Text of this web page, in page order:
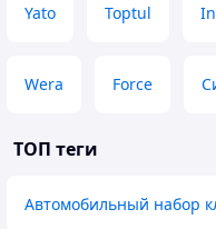
Yato Toptul
Wera Force
ТОП теги
Автомобильный набор